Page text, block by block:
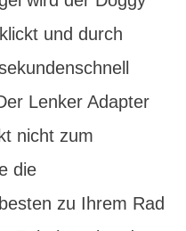
und durch
Lenker Adapter
nicht zum
die
zu Ihrem Rad